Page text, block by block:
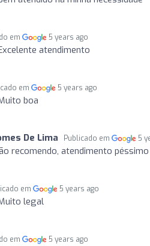
em 5 years ago
atendimento
em 5 years ago
boa
De Lima Publicado em 5
recomendo, atendimento
em 5 years ago
legal
em 5 years ago